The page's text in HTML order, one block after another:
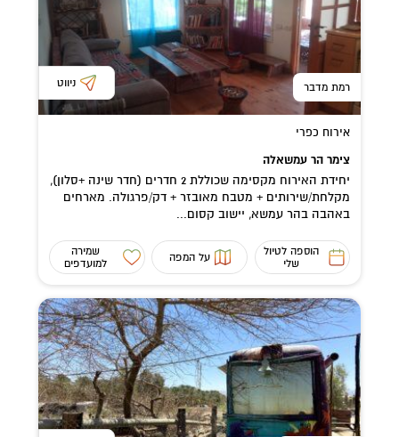
רמת מדבר ניווט
אירוח כפרי
צימר הר עמשאלה
יחידת האירוח מקסימה שכוללת 2 חדרים (חדר שינה +סלון),
מקלחת/שירותים + מטבח מאובזר + דק/פרגולה. מארחים
באהבה בהר עמשא, יישוב קסום...
הוספה לטיול
שלי
על המפה
שמירה
למועדפים